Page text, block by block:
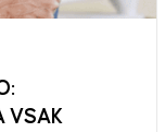
VSAK